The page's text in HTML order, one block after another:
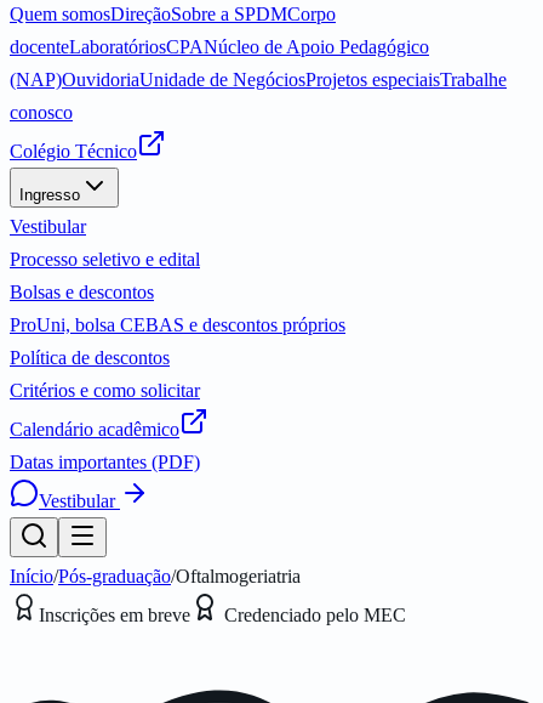
Quem somosDireçãoSobre a SPDMCorpo
docenteLaboratóriosCPANúcleo de Apoio Pedagógico
(NAP)OuvidoriaUnidade de NegóciosProjetos especiaisTrabalhe
conosco
Colégio Técnico
Ingresso
Vestibular
Processo seletivo e edital
Bolsas e descontos
ProUni, bolsa CEBAS e descontos próprios
Política de descontos
Critérios e como solicitar
Calendário acadêmico
Datas importantes (PDF)
Vestibular
Início/Pós-graduação/Oftalmogeriatria
Inscrições em breve
Credenciado pelo MEC